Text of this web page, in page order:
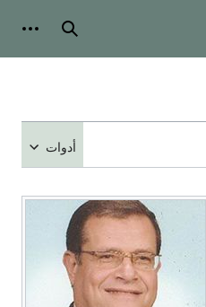
بحث
أدوات